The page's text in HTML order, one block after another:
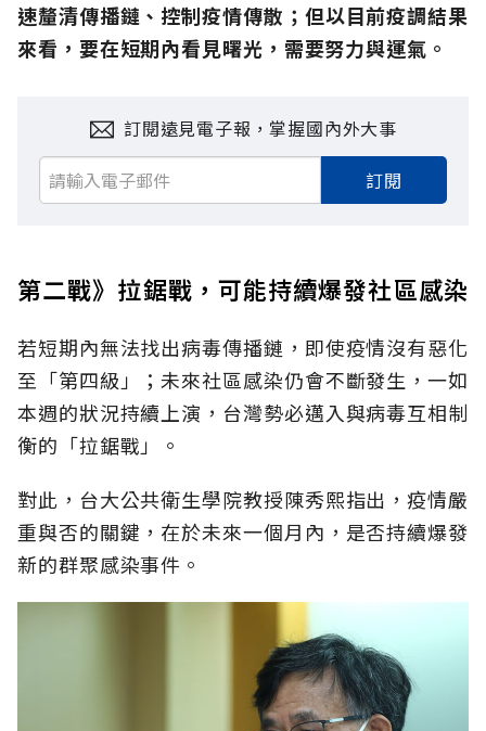
速釐清傳播鏈、控制疫情傳散；但以目前疫調結果
來看，要在短期內看見曙光，需要努力與運氣。
訂閱遠見電子報，掌握國內外大事
訂閱
第二戰》拉鋸戰，可能持續爆發社區感染
若短期內無法找出病毒傳播鏈，即使疫情沒有惡化
至「第四級」；未來社區感染仍會不斷發生，一如
本週的狀況持續上演，台灣勢必邁入與病毒互相制
衡的「拉鋸戰」。
對此，台大公共衛生學院教授陳秀熙指出，疫情嚴
重與否的關鍵，在於未來一個月內，是否持續爆發
新的群聚感染事件。